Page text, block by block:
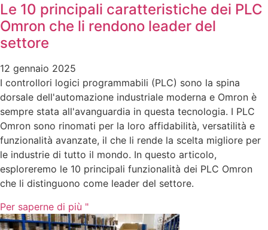
Le 10 principali caratteristiche dei PLC
Omron che li rendono leader del
settore
12 gennaio 2025
I controllori logici programmabili (PLC) sono la spina
dorsale dell'automazione industriale moderna e Omron è
sempre stata all'avanguardia in questa tecnologia. I PLC
Omron sono rinomati per la loro affidabilità, versatilità e
funzionalità avanzate, il che li rende la scelta migliore per
le industrie di tutto il mondo. In questo articolo,
esploreremo le 10 principali funzionalità dei PLC Omron
che li distinguono come leader del settore.
Per saperne di più "